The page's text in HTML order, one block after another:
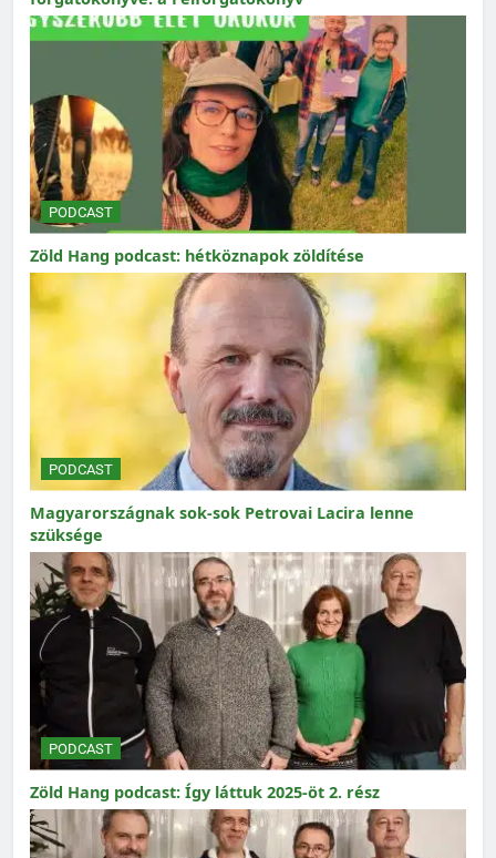
PODCAST
Zöld Hang podcast: hétköznapok zöldítése
PODCAST
Magyarországnak sok-sok Petrovai Lacira lenne
szüksége
PODCAST
Zöld Hang podcast: Így láttuk 2025-öt 2. rész